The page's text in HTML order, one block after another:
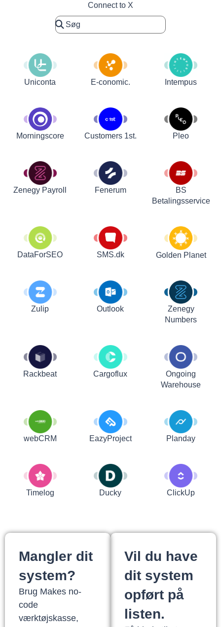
Connect to X
Uniconta E-conomic. Intempus
Morningscore Customers 1st. Pleo
Zenegy Payroll Fenerum
BS
Betalingsservice
DataForSEO SMS.dk Golden Planet
Zulip Outlook
Zenegy
Numbers
Rackbeat Cargoflux
Ongoing
Warehouse
webCRM EazyProject Planday
Timelog Ducky ClickUp
Mangler dit
system?
Brug Makes no-
code
værktøjskasse,
Vil du have
dit system
opført på
listen.